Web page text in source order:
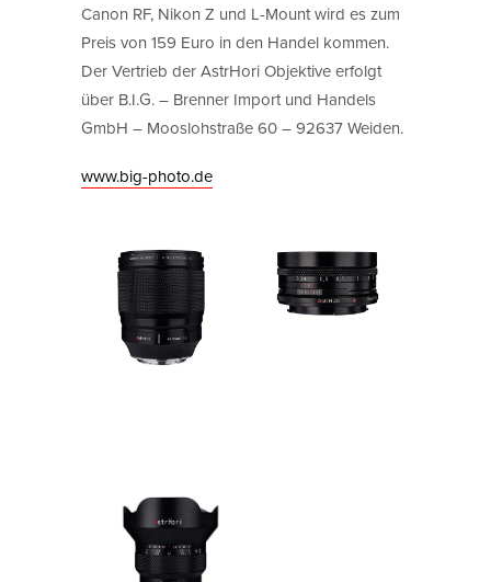
Canon RF, Nikon Z und L-Mount wird es zum
Preis von 159 Euro in den Handel kommen.
Der Vertrieb der AstrHori Objektive erfolgt
über B.I.G. – Brenner Import und Handels
GmbH – Mooslohstraße 60 – 92637 Weiden.
www.big-photo.de